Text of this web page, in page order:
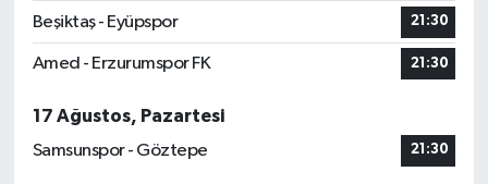
Beşiktaş - Eyüpspor 21:30
Amed - Erzurumspor FK 21:30
17 Ağustos, Pazartesi
Samsunspor - Göztepe
21:30